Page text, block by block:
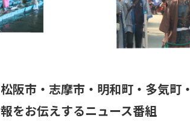
松阪市・志摩市・明和町・多気町
報をお伝えするニュース番組